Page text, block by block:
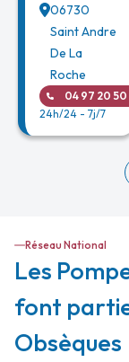
06730
Saint Andre
De La
Roche
04 97 20 50
24h/24 - 7j/7
Réseau National
Les
font
Obsèques